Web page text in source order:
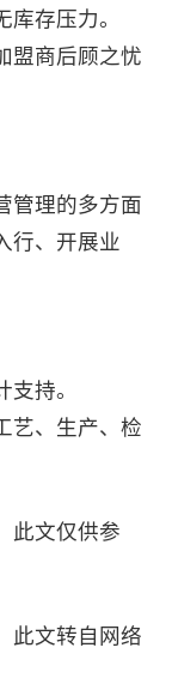
存压力。
商后顾之忧
理的多方面
行、开展业
持。
、生产、检
此文仅供参
此文转自网络